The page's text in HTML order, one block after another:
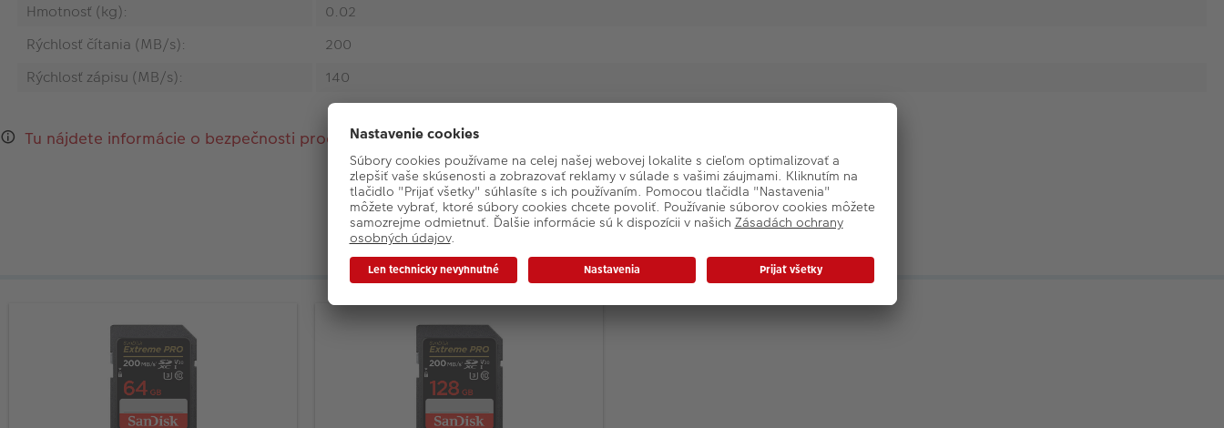
Hmotnosť (kg):
0.02
Rýchlosť čítania (MB/s):
200
Rýchlosť zápisu (MB/s):
140
Tu nájdete informácie o bezpečnosti produktu a kontakty na výrobcu.
Podobné produkty